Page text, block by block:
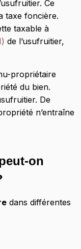
Ce
taxe foncière.
taxable à
de l’usufruitier,
propriétaire
du bien.
De
n’entraîne
on
dans différentes